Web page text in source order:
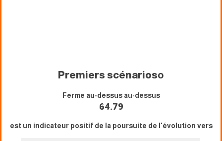
Premiers scénarioso
Ferme au-dessus au-dessus
64.79
est un indicateur positif de la poursuite de l'évolution vers